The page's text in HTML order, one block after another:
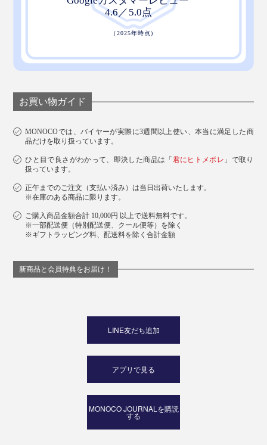
お買い物ガイド
MONOCOでは、バイヤーが実際に3週間以上使い、本当に満足した商
品だけを取り扱っています。
ひと目で良さがわかって、即決した商品は「君にヒトメボレ 」で取り
扱っています。
正午までのご注文（支払い済み）は当日出荷いたします。
※在庫のある商品に限ります。
ご購入商品金額合計 10,000円 以上で送料無料です。
※一部配送便（特別配送便、クール便等）を除く
※ギフトラッピング料、配送料を除く合計金額
新商品と会員特典をお届け！
LINE友だち追加
アプリで見る
MONOCO JOURNALを購読
する